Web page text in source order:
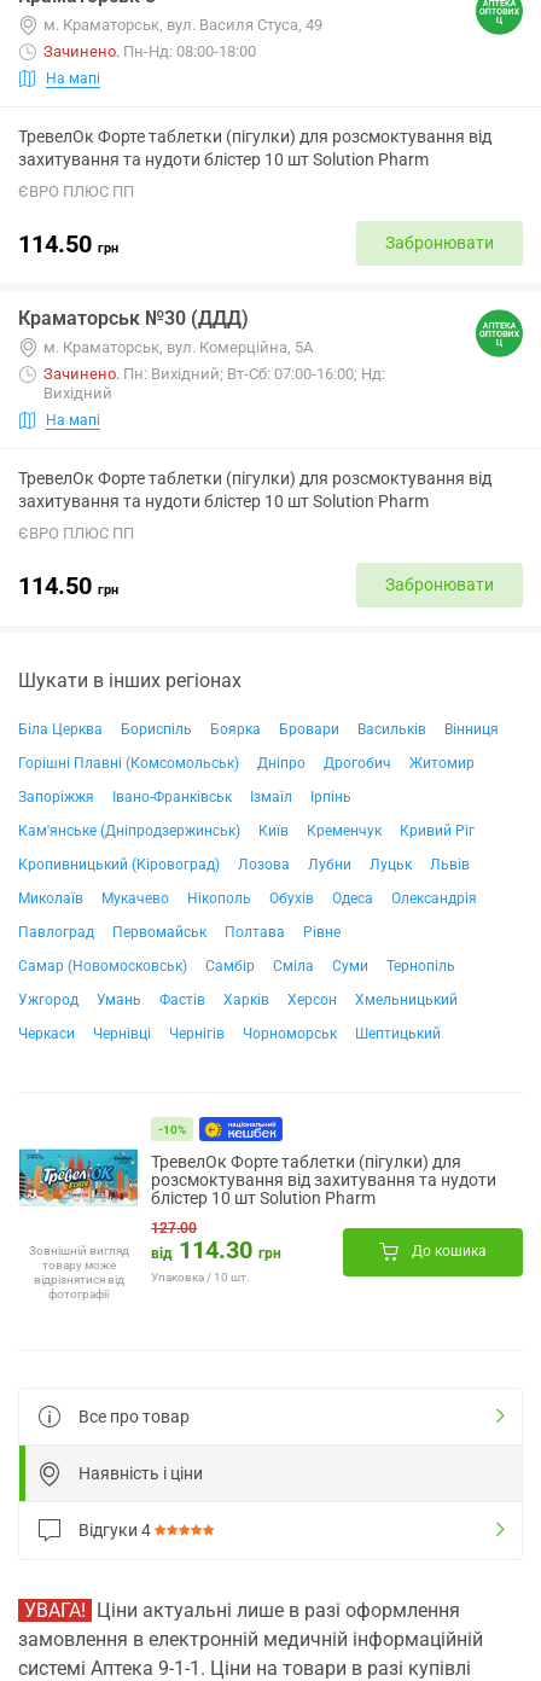
м. Краматорськ, вул. Василя Стуса, 49
Зачинено. Пн-Нд: 08:00-18:00
На мапі
ТревелОк Форте таблетки (пігулки) для розсмоктування від
захитування та нудоти блістер 10 шт Solution Pharm
ЄВРО ПЛЮС ПП
114.50 грн Забронювати
Краматорськ №30 (ДДД)
м. Краматорськ, вул. Комерційна, 5А
Зачинено. Пн: Вихідний; Вт-Сб: 07:00-16:00; Нд:
Вихідний
На мапі
ТревелОк Форте таблетки (пігулки) для розсмоктування від
захитування та нудоти блістер 10 шт Solution Pharm
ЄВРО ПЛЮС ПП
114.50 грн Забронювати
Шукати в інших регіонах
Біла Церква Бориспіль Боярка Бровари Васильків
Вінниця
Горішні Плавні (Комсомольськ)
Дніпро Дрогобич
Житомир
Запоріжжя
Івано-Франківськ Ізмаїл
Ірпінь
Кам'янське (Дніпродзержинськ)
Київ Кременчук
Кривий Ріг
Кропивницький (Кіровоград)
Лозова Лубни Луцьк
Львів
Миколаїв
Мукачево Нікополь Обухів Одеса
Олександрія
Павлоград
Первомайськ Полтава
Рівне
Самар (Новомосковськ)
Самбір Сміла Суми
Тернопіль
Ужгород
Умань Фастів Харків Херсон
Хмельницький
Черкаси
Чернівці Чернігів Чорноморськ Шептицький
Зовнішній вигляд
товару може
відрізнятися від
фотографії
-10%
ТревелОк Форте таблетки (пігулки) для
розсмоктування від захитування та нудоти
блістер 10 шт Solution Pharm
127.00
від 114.30 грн
Упаковка / 10 шт.
До кошика
Все про товар
Наявність і ціни
Відгуки 4
УВАГА! Ціни актуальні лише в разі оформлення
замовлення в електронній медичній інформаційній
системі Аптека 9-1-1. Ціни на товари в разі купівлі